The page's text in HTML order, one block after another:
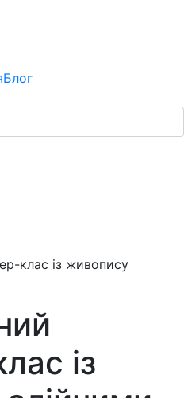
Блог
клас із живопису
із